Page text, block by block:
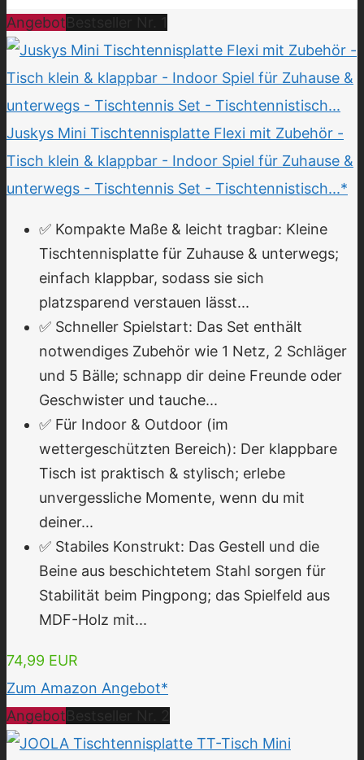
Angebot
Juskys Mini Tischtennisplatte Flexi mit Zubehör -
Tisch klein & klappbar - Indoor Spiel für Zuhause &
unterwegs - Tischtennis Set - Tischtennistisch...*
✅ Kompakte Maße & leicht tragbar: Kleine
Tischtennisplatte für Zuhause & unterwegs;
einfach klappbar, sodass sie sich
platzsparend verstauen lässt...
✅ Schneller Spielstart: Das Set enthält
notwendiges Zubehör wie 1 Netz, 2 Schläger
und 5 Bälle; schnapp dir deine Freunde oder
Geschwister und tauche...
✅ Für Indoor & Outdoor (im
wettergeschützten Bereich): Der klappbare
Tisch ist praktisch & stylisch; erlebe
unvergessliche Momente, wenn du mit
deiner...
✅ Stabiles Konstrukt: Das Gestell und die
Beine aus beschichtetem Stahl sorgen für
Stabilität beim Pingpong; das Spielfeld aus
MDF-Holz mit...
74,99 EUR
Zum Amazon Angebot*
Angebot